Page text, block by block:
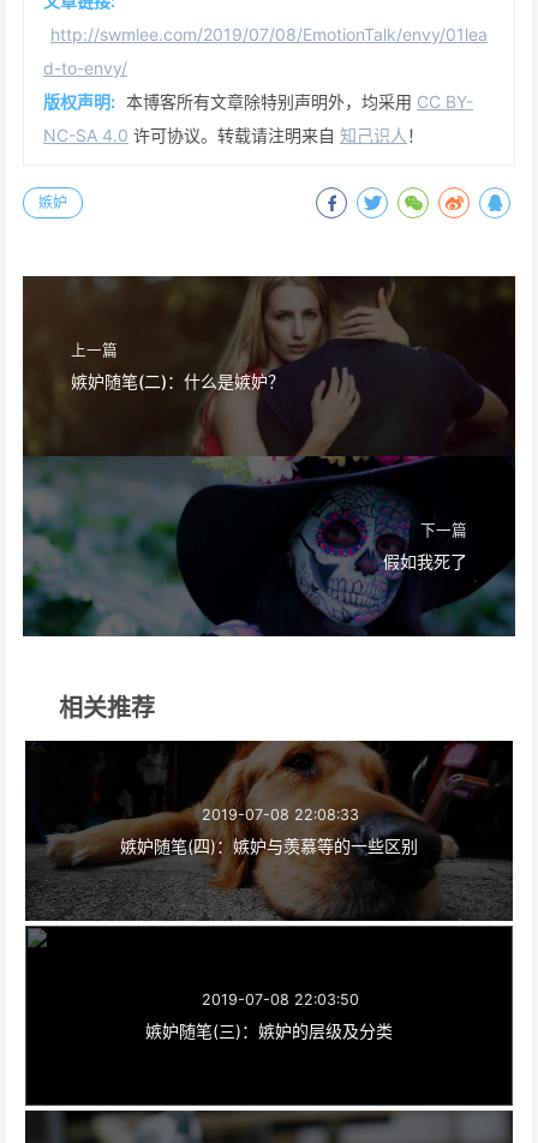
http://swmlee.com/2019/07/08/EmotionTalk/envy/01lea
d-to-envy/
版权声明: 本博客所有文章除特别声明外，均采用 CC BY-
NC-SA 4.0 许可协议。转载请注明来自 知己识人 ！
嫉妒
上一篇
嫉妒随笔(二)：什么是嫉妒？
下一篇
假如我死了
相关推荐
2019-07-08 22:08:33
嫉妒随笔(四)：嫉妒与羡慕等的一些区别
2019-07-08 22:03:50
嫉妒随笔(三)：嫉妒的层级及分类